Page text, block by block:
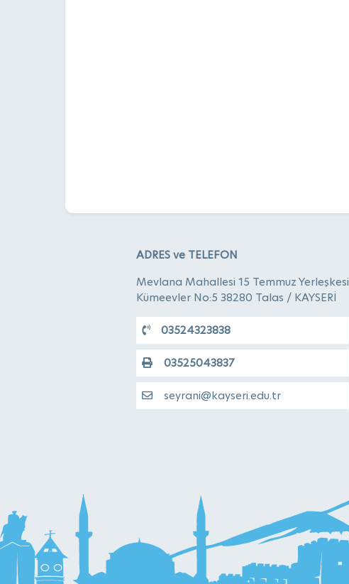
ADRES ve TELEFON
Mevlana Mahallesi 15 Temmuz Yerleşkesi
Kümeevler No:5 38280 Talas / KAYSERİ
03524323838
03525043837
seyrani@kayseri.edu.tr